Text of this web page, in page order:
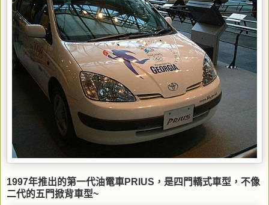
1997年推出的第一代油電車PRIUS，是四門轎式車型，不像
二代的五門掀背車型~